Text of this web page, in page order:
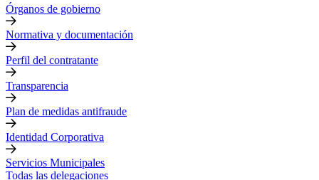
Órganos de gobierno
Normativa y documentación
Perfil del contratante
Transparencia
Plan de medidas antifraude
Identidad Corporativa
Servicios Municipales
Todas las delegaciones